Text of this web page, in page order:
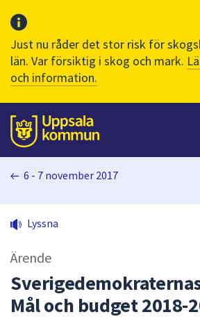
Just nu råder det stor risk för
län. Var försiktig i skog och mark.
och information.
Till sidans
huvudinnehåll
6 - 7 november 2017
Lyssna
Ärende
Mål och budget 2018-